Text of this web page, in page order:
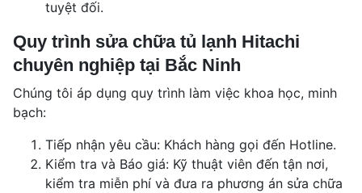
tuyệt đối.
Quy trình sửa chữa tủ lạnh Hitachi
chuyên nghiệp tại Bắc Ninh
Chúng tôi áp dụng quy trình làm việc khoa học, minh
bạch:
Tiếp nhận yêu cầu: Khách hàng gọi đến Hotline.
Kiểm tra và Báo giá: Kỹ thuật viên đến tận nơi,
kiểm tra miễn phí và đưa ra phương án sửa chữa